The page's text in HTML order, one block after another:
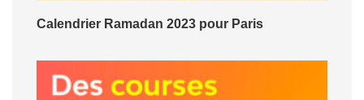
Calendrier Ramadan 2023 pour Paris